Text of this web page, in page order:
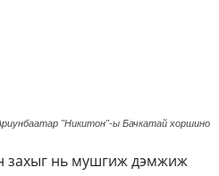
"Никитон"-ы Бачкатай хоршино
захыг нь мушгиж дэмжиж